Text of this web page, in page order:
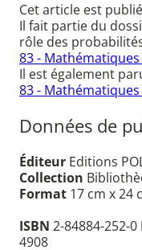
Cet article est
Il fait partie du
rôle des
83 -
Il est également
83 -
Données de
Éditeur Editions
Collection
Format 17 cm x 24
ISBN 2-84884-252-0
4908